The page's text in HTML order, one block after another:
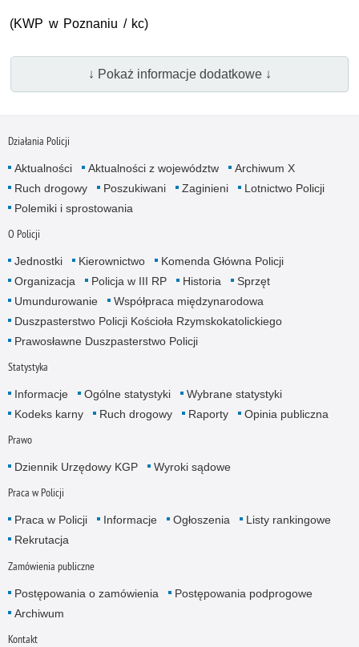
(KWP w Poznaniu / kc)
↓ Pokaż informacje dodatkowe ↓
Działania Policji
Aktualności Aktualności z województw
Archiwum X
Ruch drogowy
Poszukiwani Zaginieni
Lotnictwo Policji
Polemiki i sprostowania
O Policji
Jednostki Kierownictwo
Komenda Główna Policji
Organizacja
Policja w III RP Historia
Sprzęt
Umundurowanie
Współpraca międzynarodowa
Duszpasterstwo Policji Kościoła Rzymskokatolickiego
Prawosławne Duszpasterstwo Policji
Statystyka
Informacje Ogólne statystyki
Wybrane statystyki
Kodeks karny
Ruch drogowy Raporty Opinia publiczna
Prawo
Dziennik Urzędowy KGP Wyroki sądowe
Praca w Policji
Praca w Policji Informacje Ogłoszenia
Listy rankingowe
Rekrutacja
Zamówienia publiczne
Postępowania o zamówienia
Postępowania podprogowe
Archiwum
Kontakt